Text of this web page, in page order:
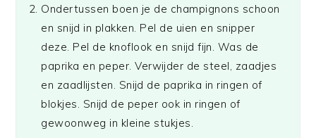
Ondertussen boen je de champignons schoon
en snijd in plakken. Pel de uien en snipper
deze. Pel de knoflook en snijd fijn. Was de
paprika en peper. Verwijder de steel, zaadjes
en zaadlijsten. Snijd de paprika in ringen of
blokjes. Snijd de peper ook in ringen of
gewoonweg in kleine stukjes.